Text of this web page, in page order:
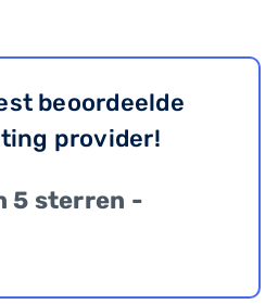
beoordeelde
provider!
5 sterren -